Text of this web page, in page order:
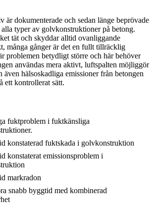
är dokumenterade och sedan länge beprövade
typer av golvkonstruktioner på betong.
tät och skyddar alltid ovanliggande
många gånger är det en fullt tillräcklig
problemen betydligt större och här behöver
användas mera aktivt, luftspalten möjliggör
även hälsoskadliga emissioner från betongen
ett kontrollerat sätt.
fuktproblem i fuktkänsliga
konstaterad fuktskada i golvkonstruktion
konstaterat emissionsproblem i
markradon
snabb byggtid med kombinerad